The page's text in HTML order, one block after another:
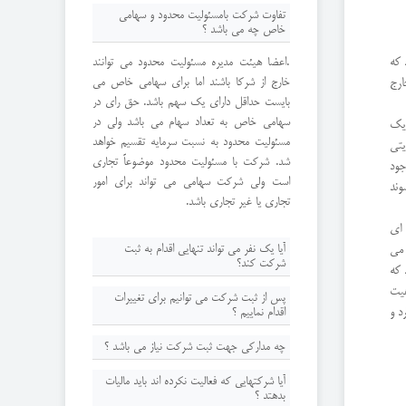
که
یک
ای
می
که
و
در
میباشد تذکر3: در خارج از
است تذکر4:درصورتجلسه
به
زمان
مخصوص آن بند 12 اظهارنامه
با
بن
در
تفاوت شرکت بامسئولیت محدود و سهامی
خاص چه می باشد ؟
.اعضا هیئت مدیره مسئولیت محدود می توانند
خارج از شرکا باشند اما برای سهامی خاص می
بایست حداقل دارای یک سهم باشد. حق رای در
سهامی خاص به تعداد سهام می باشد ولی در
مسئولیت محدود به نسبت سرمایه تقسیم خواهد
شد. شرکت با مسئولیت محدود موضوعاً تجاری
است ولی شرکت سهامی می تواند برای امور
تجاری یا غیر تجاری باشد.
آیا یک نفر می تواند تنهایی اقدام به ثبت
شرکت کند؟
سهام دار تاسیس و توسط یک مدیر عامل اداره
باشد که در اینصورت شرکت تک مدیره نامیده
می شود و برای ثبت شرکت سهامی خاص
حداقل 3 نفر سهامدار نیاز میباشد.
پس از ثبت شرکت می توانیم برای تغییرات
اقدام نماییم ؟
پس از اینکهثبت شرکتانجام شد هرگونه
آدرس الحاق موضوع انحلال شرکت افزایش و یا
چه مدارکی جهت ثبت شرکت نیاز می باشد ؟
1. کپی برابر با اصل شناسنامه و کارت ملی
تمامی افراد
آیا شرکتهایی که فعالیت نکرده اند باید مالیات
بدهتد ؟